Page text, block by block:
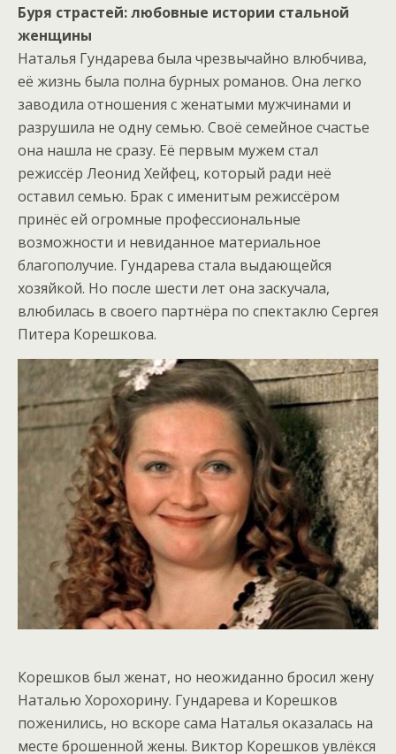
Буря страстей: любовные истории стальной
женщины
Наталья Гундарева была чрезвычайно влюбчива,
её жизнь была полна бурных романов. Она легко
заводила отношения с женатыми мужчинами и
разрушила не одну семью. Своё семейное счастье
она нашла не сразу. Её первым мужем стал
режиссёр Леонид Хейфец, который ради неё
оставил семью. Брак с именитым режиссёром
принёс ей огромные профессиональные
возможности и невиданное материальное
благополучие. Гундарева стала выдающейся
хозяйкой. Но после шести лет она заскучала,
влюбилась в своего партнёра по спектаклю Сергея
Питера Корешкова.
Корешков был женат, но неожиданно бросил жену
Наталью Хорохорину. Гундарева и Корешков
поженились, но вскоре сама Наталья оказалась на
месте брошенной жены. Виктор Корешков увлёкся